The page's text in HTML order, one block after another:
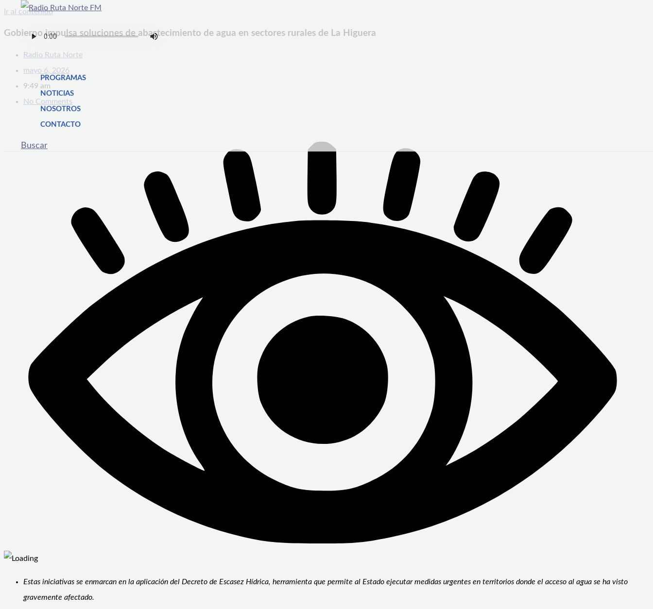
Ir al contenido
PROGRAMAS
NOTICIAS
NOSOTROS
CONTACTO
Buscar
Gobierno impulsa soluciones de abastecimiento de agua en sectores rurales de La Higuera
Radio Ruta Norte
mayo 6, 2026
9:49 am
No Comments
Estas iniciativas se enmarcan en la aplicación del Decreto de Escasez Hídrica, herramienta que permite al Estado ejecutar medidas urgentes en territorios donde el acceso al agua se ha visto
gravemente afectado.